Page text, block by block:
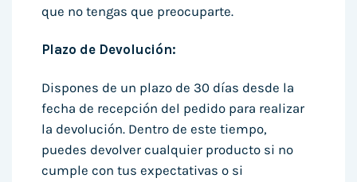
que no tengas que preocuparte.
Plazo de Devolución:
Dispones de un plazo de 30 días desde la
fecha de recepción del pedido para realizar
la devolución. Dentro de este tiempo,
puedes devolver cualquier producto si no
cumple con tus expectativas o si